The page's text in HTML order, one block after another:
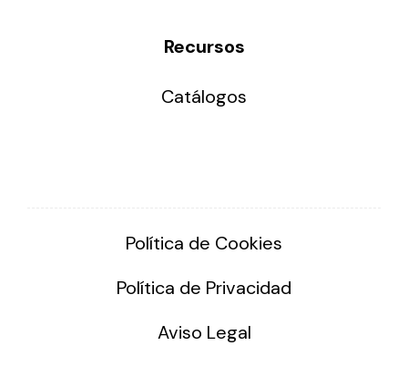
Recursos
Catálogos
Política de Cookies
Política de Privacidad
Aviso Legal